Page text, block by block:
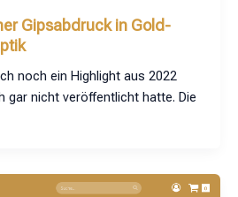
Gipsabdruck in Gold-
noch ein Highlight aus 2022
gar nicht veröffentlicht hatte. Die